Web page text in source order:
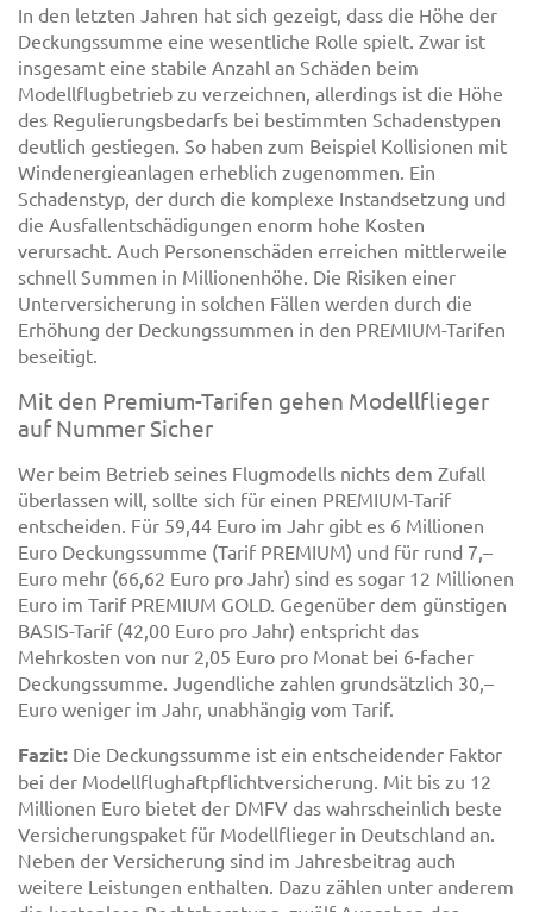
In den letzten Jahren hat sich gezeigt, dass die Höhe der
Deckungssumme eine wesentliche Rolle spielt. Zwar ist
insgesamt eine stabile Anzahl an Schäden beim
Modellflugbetrieb zu verzeichnen, allerdings ist die Höhe
des Regulierungsbedarfs bei bestimmten Schadenstypen
deutlich gestiegen. So haben zum Beispiel Kollisionen mit
Windenergieanlagen erheblich zugenommen. Ein
Schadenstyp, der durch die komplexe Instandsetzung und
die Ausfallentschädigungen enorm hohe Kosten
verursacht. Auch Personenschäden erreichen mittlerweile
schnell Summen in Millionenhöhe. Die Risiken einer
Unterversicherung in solchen Fällen werden durch die
Erhöhung der Deckungssummen in den PREMIUM-Tarifen
beseitigt.
Mit den Premium-Tarifen gehen Modellflieger
auf Nummer Sicher
Wer beim Betrieb seines Flugmodells nichts dem Zufall
überlassen will, sollte sich für einen PREMIUM-Tarif
entscheiden. Für 59,44 Euro im Jahr gibt es 6 Millionen
Euro Deckungssumme (Tarif PREMIUM) und für rund 7,–
Euro mehr (66,62 Euro pro Jahr) sind es sogar 12 Millionen
Euro im Tarif PREMIUM GOLD. Gegenüber dem günstigen
BASIS-Tarif (42,00 Euro pro Jahr) entspricht das
Mehrkosten von nur 2,05 Euro pro Monat bei 6-facher
Deckungssumme. Jugendliche zahlen grundsätzlich 30,–
Euro weniger im Jahr, unabhängig vom Tarif.
Fazit: Die Deckungssumme ist ein entscheidender Faktor
bei der Modellflughaftpflichtversicherung. Mit bis zu 12
Millionen Euro bietet der DMFV das wahrscheinlich beste
Versicherungspaket für Modellflieger in Deutschland an.
Neben der Versicherung sind im Jahresbeitrag auch
weitere Leistungen enthalten. Dazu zählen unter anderem